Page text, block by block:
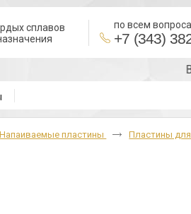
сплавов
по всем
+7 (343)
Напаиваемые пластины Пластины